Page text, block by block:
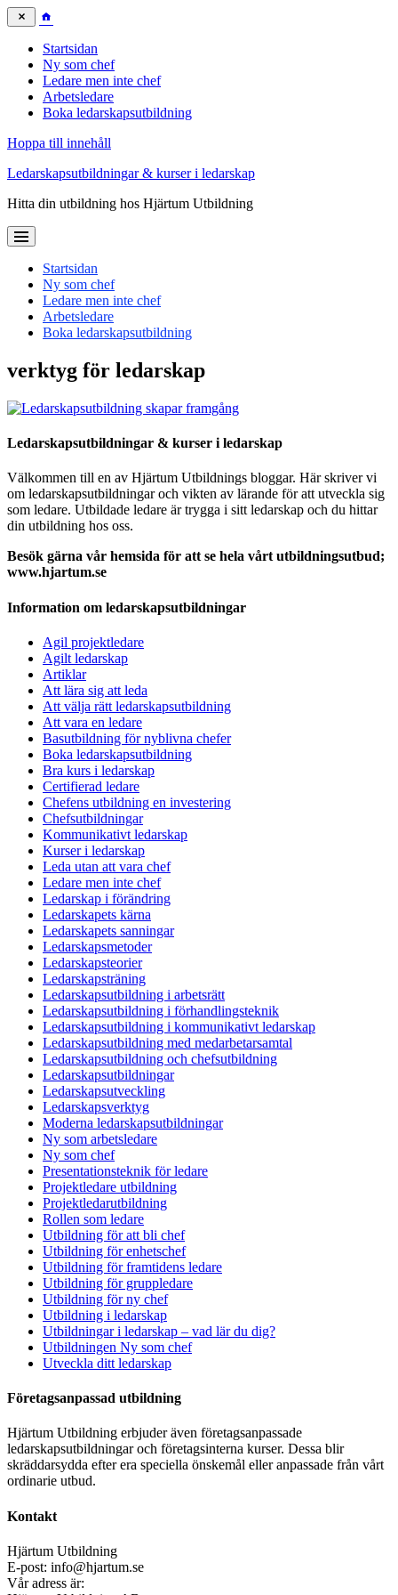
Startsidan
Ny som chef
Ledare men inte chef
Arbetsledare
Boka ledarskapsutbildning
Hoppa till innehåll
Ledarskapsutbildningar & kurser i ledarskap
Hitta din utbildning hos Hjärtum Utbildning
Startsidan
Ny som chef
Ledare men inte chef
Arbetsledare
Boka ledarskapsutbildning
verktyg för ledarskap
Ledarskapsutbildningar & kurser i ledarskap
Välkommen till en av Hjärtum Utbildnings bloggar. Här skriver vi
om ledarskapsutbildningar och vikten av lärande för att utveckla sig
som ledare. Utbildade ledare är trygga i sitt ledarskap och du hittar
din utbildning hos oss.
Besök gärna vår hemsida för att se hela vårt utbildningsutbud;
www.hjartum.se
Information om ledarskapsutbildningar
Agil projektledare
Agilt ledarskap
Artiklar
Att lära sig att leda
Att välja rätt ledarskapsutbildning
Att vara en ledare
Basutbildning för nyblivna chefer
Boka ledarskapsutbildning
Bra kurs i ledarskap
Certifierad ledare
Chefens utbildning en investering
Chefsutbildningar
Kommunikativt ledarskap
Kurser i ledarskap
Leda utan att vara chef
Ledare men inte chef
Ledarskap i förändring
Ledarskapets kärna
Ledarskapets sanningar
Ledarskapsmetoder
Ledarskapsteorier
Ledarskapsträning
Ledarskapsutbildning i arbetsrätt
Ledarskapsutbildning i förhandlingsteknik
Ledarskapsutbildning i kommunikativt ledarskap
Ledarskapsutbildning med medarbetarsamtal
Ledarskapsutbildning och chefsutbildning
Ledarskapsutbildningar
Ledarskapsutveckling
Ledarskapsverktyg
Moderna ledarskapsutbildningar
Ny som arbetsledare
Ny som chef
Presentationsteknik för ledare
Projektledare utbildning
Projektledarutbildning
Rollen som ledare
Utbildning för att bli chef
Utbildning för enhetschef
Utbildning för framtidens ledare
Utbildning för gruppledare
Utbildning för ny chef
Utbildning i ledarskap
Utbildningar i ledarskap – vad lär du dig?
Utbildningen Ny som chef
Utveckla ditt ledarskap
Företagsanpassad utbildning
Hjärtum Utbildning erbjuder även företagsanpassade
ledarskapsutbildningar och företagsinterna kurser. Dessa blir
skräddarsydda efter era speciella önskemål eller anpassade från vårt
ordinarie utbud.
Kontakt
Hjärtum Utbildning
E-post: info@hjartum.se
Vår adress är: